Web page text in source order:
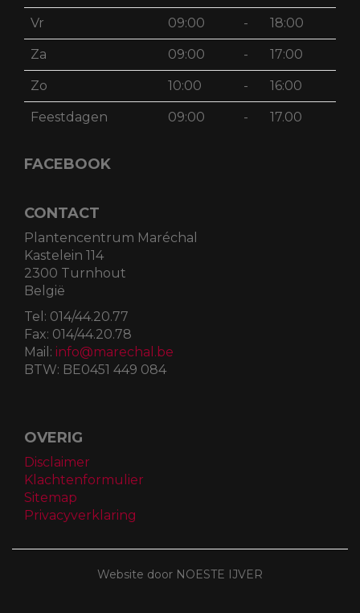
Vr 09:00 - 18:00
Za 09:00 - 17:00
Zo 10:00 - 16:00
Feestdagen 09:00 - 17.00
FACEBOOK
CONTACT
Plantencentrum Maréchal
Kastelein 114
2300 Turnhout
België
Tel: 014/44.20.77
Fax: 014/44.20.78
Mail: info@marechal.be
BTW: BE0451 449 084
OVERIG
Disclaimer
Klachtenformulier
Sitemap
Privacyverklaring
Website door NOESTE IJVER